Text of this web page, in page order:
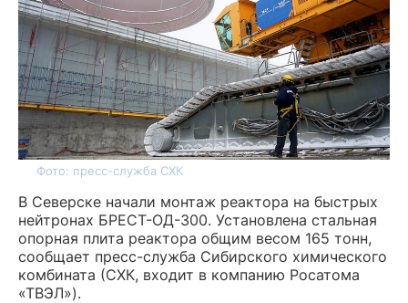
Фото: пресс-служба СХК
В Северске начали монтаж реактора на быстрых
нейтронах БРЕСТ-ОД-300. Установлена стальная
опорная плита реактора общим весом 165 тонн,
сообщает пресс-служба Сибирского химического
комбината (СХК, входит в компанию Росатома
«ТВЭЛ»).